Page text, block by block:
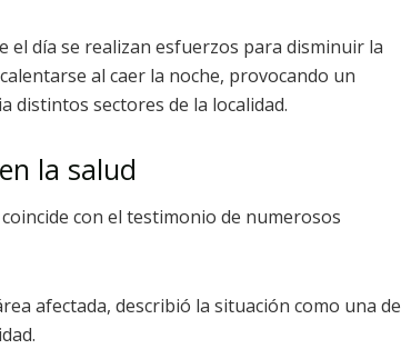
el día se realizan esfuerzos para disminuir la
al caer la noche, provocando un
distintos sectores de la localidad.
la salud
con el testimonio de numerosos
afectada, describió la situación como una de